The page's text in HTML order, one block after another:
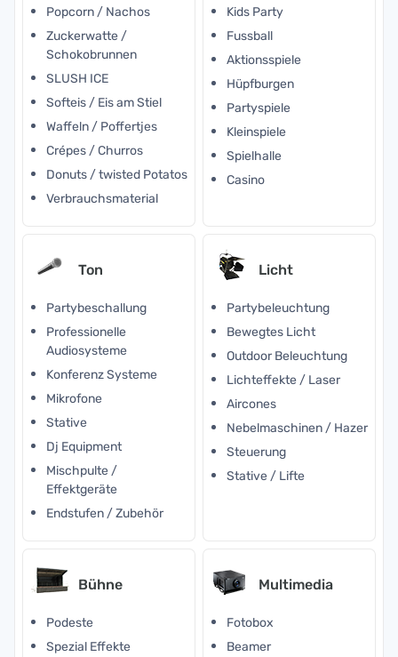
Popcorn / Nachos
Zuckerwatte /
Schokobrunnen
SLUSH ICE
Softeis / Eis am Stiel
Waffeln / Poffertjes
Crépes / Churros
Donuts / twisted Potatos
Verbrauchsmaterial
Kids Party
Fussball
Aktionsspiele
Hüpfburgen
Partyspiele
Kleinspiele
Spielhalle
Casino
Ton
Partybeschallung
Professionelle
Audiosysteme
Konferenz Systeme
Mikrofone
Stative
Dj Equipment
Mischpulte /
Effektgeräte
Endstufen / Zubehör
Licht
Partybeleuchtung
Bewegtes Licht
Outdoor Beleuchtung
Lichteffekte / Laser
Aircones
Nebelmaschinen / Hazer
Steuerung
Stative / Lifte
Bühne
Podeste
Spezial Effekte
Multimedia
Fotobox
Beamer